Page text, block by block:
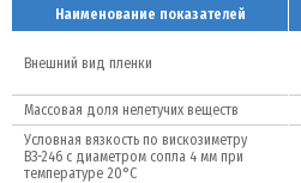
Наименование показателей
Внешний вид пленки
Массовая доля нелетучих веществ
Условная вязкость по вискозиметру
ВЗ-246 с диаметром сопла 4 мм при
температуре 20°C